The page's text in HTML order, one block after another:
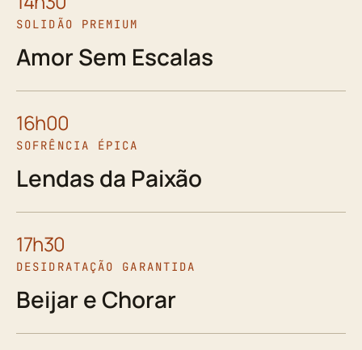
SOLIDÃO PREMIUM
Amor Sem Escalas
16h00
SOFRÊNCIA ÉPICA
Lendas da Paixão
17h30
DESIDRATAÇÃO GARANTIDA
Beijar e Chorar